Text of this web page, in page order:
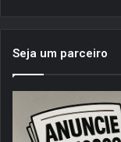
Seja um parceiro